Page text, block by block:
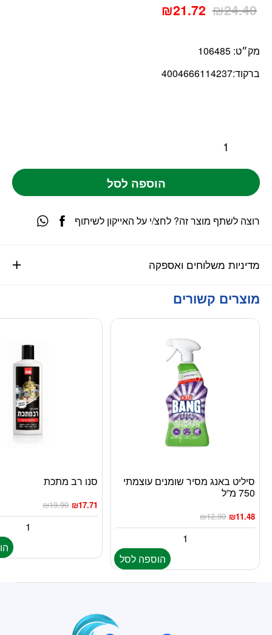
₪24.40
₪21.72
מק״ט: 106485
ברקוד:4004666114237
הוספה לסל
מדיניות משלוחים ואספקה
רוצה לשתף מוצר זה? לחצ/י על האייקון לשיתוף
מוצרים קשורים
סיליט באנג מסיר שומנים עוצמתי
750 מ”ל
₪12.90 ₪11.48
הוספה לסל
סנו רב מתכת
₪19.90 ₪17.71